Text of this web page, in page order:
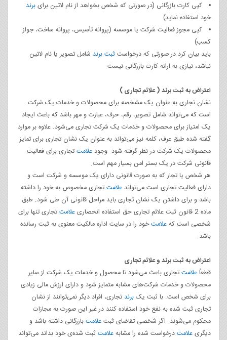
کپی کارت بازرگانی (در صورتی که شخص بخواهد از نام لاتین برایبرند
خود استفاده نماید)
کپی مجوز فعالیت شرکت یا موسسه (پروانه تأسیس، پروانه ساخت، جواز
کسب)
باید بیان کرد در صورتی که درخواستثبت برند شامل تصویر یا نام لاتین
نباشد، نیازی به ارائه کارت بازرگانی نیست.
اعتراض به ثبت برند ( علائم تجاری )
نشان تجاری به عنوان یک مشخصه برای محصولات و خدمات یک شرکت
است که می‌تواند شامل تصویر، رقم، حرف، عبارت و مهر باشد که باعث ایجاد
یک امتیاز برای محصولات و خدمات یک شرکت تجاری می‌شود. علاوه بر موارد
گفته شده طبق عرف، کلمه نیز می‌تواند به عنوان یک نشان تجاری برای تمایز
محصولات یک شرکت در نظر گرفته شود. وجودعلامتتجاری برای فعالیت
قانونی شرکت در یک بستر امن بسیار مهم است.
هر شخص یا تجار که به صورت قانونی دارای یک موسسه و شرکت است و
دارای فعالیت تجاری است می‌تواند علامتتجاری مخصوص به خود را داشته
باشد و برای داشتن یک نشان تجاری باید مراحل قانونی آن طی شود. طبق
ماده 2 قانون ثبت علائم تجاری حق استفاده انحصاری
علامتتجاری تنها برای
شخصی است کهعلامتخود را در سایت اداره مالکیت معنوی به ثبت رسانده
باشد.
اعتراض به ثبت برند و علائم تجاری
قطعاًعلامتتجاری باعث می‌شود تا محصول و خدمات یک شرکت از سایر
محصولات و خدمات شرکت‌های مشابه متمایز شود و دارای ارزش مالی زیادی
برای شخص است. با ثبت یکبرند تجاری، افراد دیگر نمی‌توانند از نشان
تجاری ثبت شده به نفع خود استفاده کنند در غیر این صورت به مجازات
محکوم می‌شوند. اگر شخصی تقاضای ثبتعلامتبازرگانی داشته باشد و
دیگریعلامتدرخواست شده را مشابهعلامتثبت شده‌ی خود بداند می‌تواند